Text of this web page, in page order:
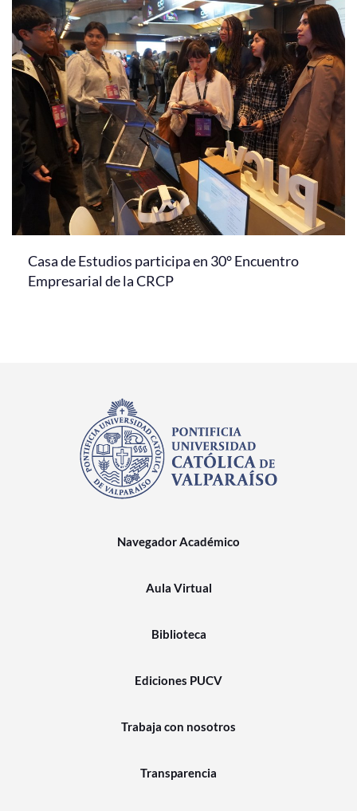
Casa de Estudios participa en 30° Encuentro
Empresarial de la CRCP
Navegador Académico
Aula Virtual
Biblioteca
Ediciones PUCV
Trabaja con nosotros
Transparencia